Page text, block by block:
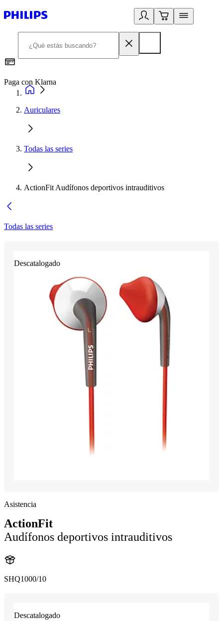
Paga con Klarna
Auriculares
Todas las series
ActionFit Audífonos deportivos intrauditivos
Todas las series
Descatalogado
Asistencia
ActionFit
Audífonos deportivos intrauditivos
SHQ1000/10
Descatalogado